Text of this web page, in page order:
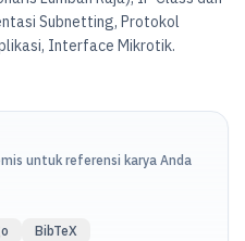
Subnetting, Protokol
Interface Mikrotik.
untuk referensi karya Anda
BibTeX